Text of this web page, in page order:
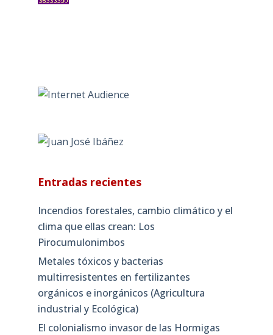
Entradas recientes
Incendios forestales, cambio climático y el
clima que ellas crean: Los
Pirocumulonimbos
Metales tóxicos y bacterias
multirresistentes en fertilizantes
orgánicos e inorgánicos (Agricultura
industrial y Ecológica)
El colonialismo invasor de las Hormigas